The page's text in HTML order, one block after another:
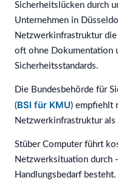
Sicherheitslücken durch
Unternehmen in
Netzwerkinfrastruktur
oft ohne Dokumentation
Sicherheitsstandards.
Die Bundesbehörde für
(BSI für KMU) empfiehlt
Netzwerkinfrastruktur als
Stüber Computer führt
Netzwerksituation durch
Handlungsbedarf besteht.